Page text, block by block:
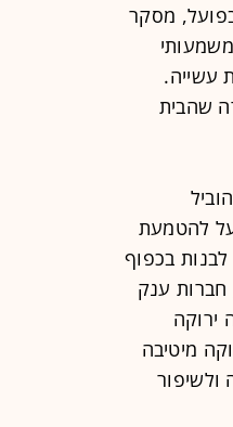
מסקר
לראות עשייה.
שהבית
פועל להטמעת
בכפוף
חברות ענק
ירוקה
מיטיבה
ולשיפור